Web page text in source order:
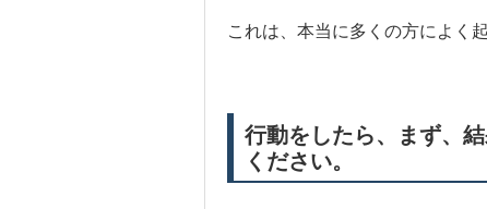
これは、本当に多くの方によく
行動をしたら、まず、
ください。